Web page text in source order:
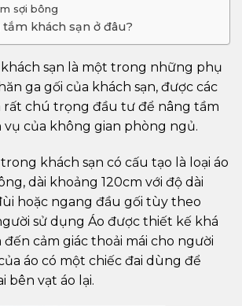
sợi bông
khách sạn ở đâu?
sạn là một trong những phụ
ga gối của khách sạn, được các
rất chú trọng đầu tư để nâng tầm
của không gian phòng ngủ.
khách sạn có cấu tạo là loại áo
dài khoảng 120cm với độ dài
hoặc ngang đầu gối tùy theo
sử dụng Áo được thiết kế khá
cảm giác thoải mái cho người
áo có một chiếc đai dùng để
bên vạt áo lại.